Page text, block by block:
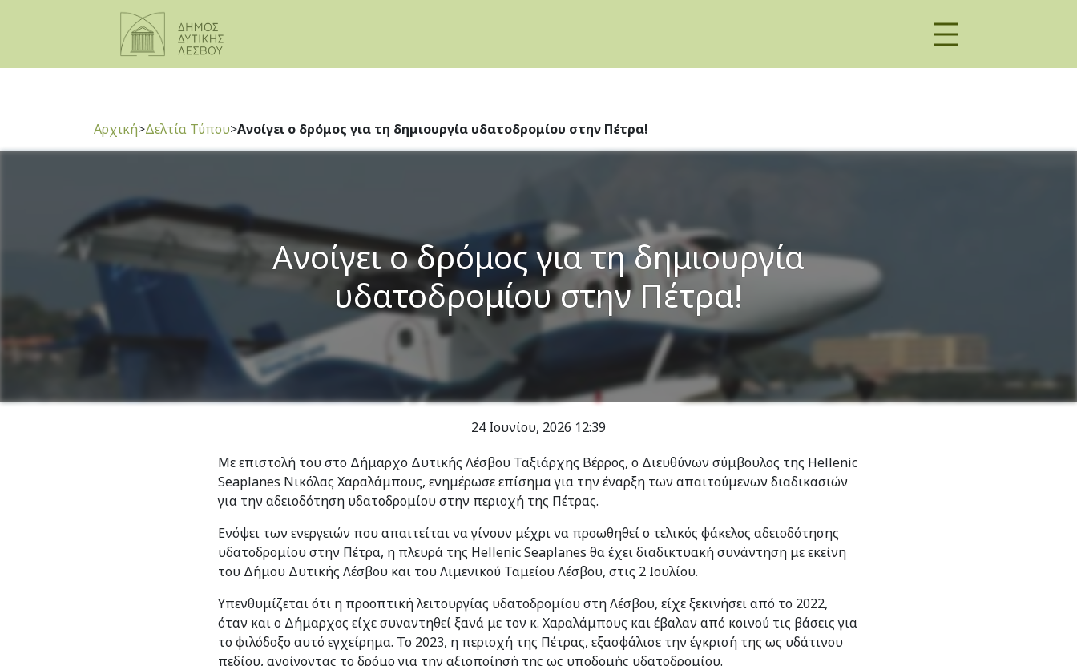
Αρχική>Δελτία Τύπου>Ανοίγει ο δρόμος για τη δημιουργία υδατοδρομίου στην Πέτρα!
Ανοίγει ο δρόμος για τη δημιουργία
υδατοδρομίου στην Πέτρα!
24 Ιουνίου, 2026 12:39
Με επιστολή του στο Δήμαρχο Δυτικής Λέσβου Ταξιάρχης Βέρρος, ο Διευθύνων σύμβουλος της Hellenic
Seaplanes Νικόλας Χαραλάμπους, ενημέρωσε επίσημα για την έναρξη των απαιτούμενων διαδικασιών
για την αδειοδότηση υδατοδρομίου στην περιοχή της Πέτρας.
Ενόψει των ενεργειών που απαιτείται να γίνουν μέχρι να προωθηθεί ο τελικός φάκελος αδειοδότησης
υδατοδρομίου στην Πέτρα, η πλευρά της Hellenic Seaplanes θα έχει διαδικτυακή συνάντηση με εκείνη
του Δήμου Δυτικής Λέσβου και του Λιμενικού Ταμείου Λέσβου, στις 2 Ιουλίου.
Υπενθυμίζεται ότι η προοπτική λειτουργίας υδατοδρομίου στη Λέσβου, είχε ξεκινήσει από το 2022,
όταν και ο Δήμαρχος είχε συναντηθεί ξανά με τον κ. Χαραλάμπους και έβαλαν από κοινού τις βάσεις για
το φιλόδοξο αυτό εγχείρημα. Το 2023, η περιοχή της Πέτρας, εξασφάλισε την έγκρισή της ως υδάτινου
πεδίου, ανοίγοντας το δρόμο για την αξιοποίησή της ως υποδομής υδατοδρομίου.